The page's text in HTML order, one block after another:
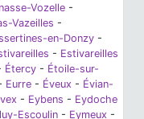
Vozelle -
Vazeilles -
en-Donzy -
- Estivareilles
Étercy - Étoile-sur-
Eurre - Éveux - Évian-
- Eybens - Eydoche
Escoulin - Eymeux -